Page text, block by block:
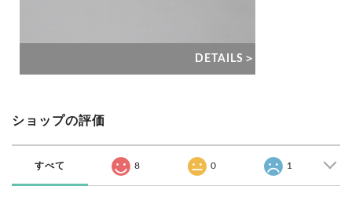
DETAILS＞
ショップの評価
すべて 8 0 1